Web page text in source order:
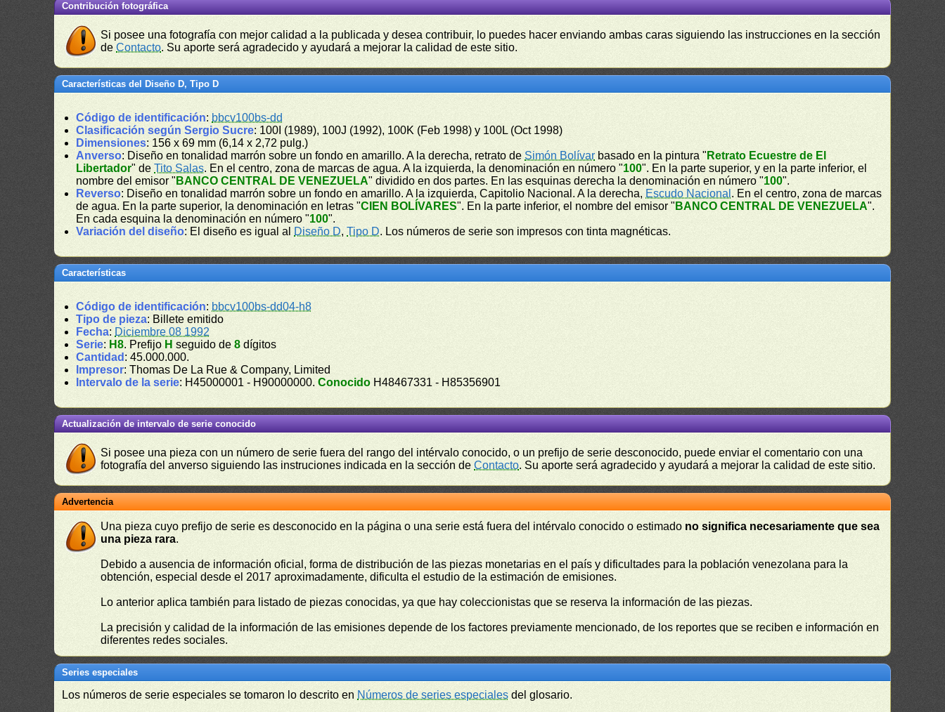
Contribución fotográfica
Si posee una fotografía con mejor calidad a la publicada y desea contribuir, lo puedes hacer enviando ambas caras siguiendo las instrucciones en la sección
deContacto. Su aporte será agradecido y ayudará a mejorar la calidad de este sitio.
Características del Diseño D, Tipo D
Código de identificación: bbcv100bs-dd
Clasificación según Sergio Sucre: 100I (1989), 100J (1992), 100K (Feb 1998) y 100L (Oct 1998)
Dimensiones: 156 x 69 mm (6,14 x 2,72 pulg.)
Anverso: Diseño en tonalidad marrón sobre un fondo en amarillo. A la derecha, retrato de Simón Bolívar basado en la pintura " Retrato Ecuestre de El
Libertador" deTito Salas. En el centro, zona de marcas de agua. A la izquierda, la denominación en número "100". En la parte superior, y en la parte inferior, el
nombre del emisor " BANCO CENTRAL DE VENEZUELA" dividido en dos partes. En las esquinas derecha la denominación en número "100".
Reverso: Diseño en tonalidad marrón sobre un fondo en amarillo. A la izquierda, Capitolio Nacional. A la derecha, Escudo Nacional . En el centro, zona de marcas
de agua. En la parte superior, la denominación en letras "CIEN BOLÍVARES". En la parte inferior, el nombre del emisor " BANCO CENTRAL DE VENEZUELA".
En cada esquina la denominación en número "100".
Variación del diseño: El diseño es igual al Diseño D,Tipo D. Los números de serie son impresos con tinta magnéticas.
Características
Código de identificación: bbcv100bs-dd04-h8
Tipo de pieza: Billete emitido
Fecha: Diciembre 08 1992
Serie: H8. Prefijo H seguido de8 dígitos
Cantidad : 45.000.000.
Impresor: Thomas De La Rue & Company, Limited
Intervalo de la serie: H45000001 - H90000000.Conocido H48467331 - H85356901
Actualización de intervalo de serie conocido
Si posee una pieza con un número de serie fuera del rango del intérvalo conocido, o un prefijo de serie desconocido, puede enviar el comentario con una
fotografía del anverso siguiendo las instruciones indicada en la sección deContacto. Su aporte será agradecido y ayudará a mejorar la calidad de este sitio.
Advertencia
Una pieza cuyo prefijo de serie es desconocido en la página o una serie está fuera del intérvalo conocido o estimado no significa necesariamente que sea
una pieza rara.
Debido a ausencia de información oficial, forma de distribución de las piezas monetarias en el país y dificultades para la población venezolana para la
obtención, especial desde el 2017 aproximadamente, dificulta el estudio de la estimación de emisiones.
Lo anterior aplica también para listado de piezas conocidas, ya que hay coleccionistas que se reserva la información de las piezas.
La precisión y calidad de la información de las emisiones depende de los factores previamente mencionado, de los reportes que se reciben e información en
diferentes redes sociales.
Series especiales
Los números de serie especiales se tomaron lo descrito en Números de series especiales del glosario.